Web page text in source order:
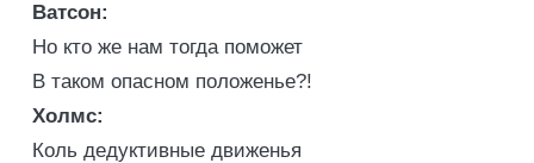
Ватсон:
Но кто же нам тогда поможет
В таком опасном положенье?!
Холмс:
Коль дедуктивные движенья